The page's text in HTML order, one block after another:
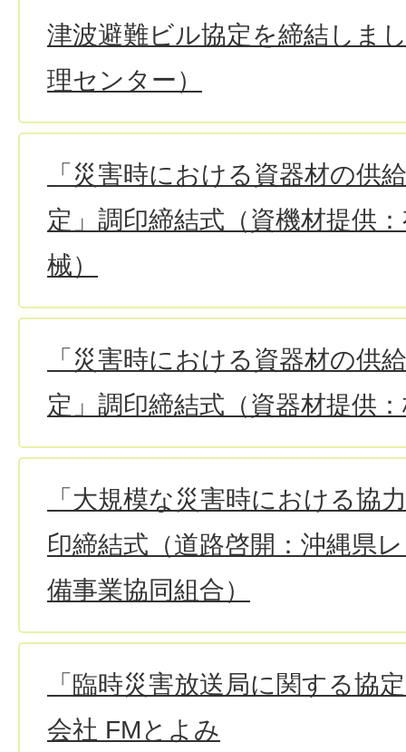
津波避難ビル協定を締結しま
理センター）
「災害時における資器材の供
定」調印締結式（資機材提供
械）
「災害時における資器材の供
定」調印締結式（資器材提供
「大規模な災害時における協
印締結式（道路啓開：沖縄県
備事業協同組合）
「臨時災害放送局に関する協
会社 FMとよみ